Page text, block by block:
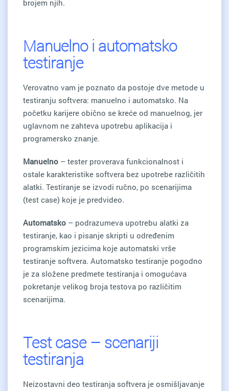
brojem njih.
Manuelno i automatsko
testiranje
Verovatno vam je poznato da postoje dve metode u
testiranju softvera: manuelno i automatsko. Na
početku karijere obično se kreće od manuelnog, jer
uglavnom ne zahteva upotrebu aplikacija i
programersko znanje.
Manuelno – tester proverava funkcionalnost i
ostale karakteristike softvera bez upotrebe različitih
alatki. Testiranje se izvodi ručno, po scenarijima
(test case) koje je predvideo.
Automatsko – podrazumeva upotrebu alatki za
testiranje, kao i pisanje skripti u određenim
programskim jezicima koje automatski vrše
testiranje softvera. Automatsko testiranje pogodno
je za složene predmete testiranja i omogućava
pokretanje velikog broja testova po različitim
scenarijima.
Test case – scenariji
testiranja
Neizostavni deo testiranja softvera je osmišljavanje